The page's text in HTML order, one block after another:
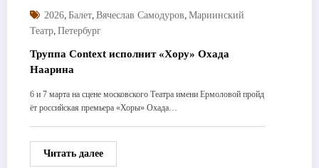
2026, Балет, Вячеслав Самодуров, Мариинский
Театр, Петербург
Труппа Context исполнит «Хору» Охада
Наарина
6 и 7 марта на сцене московского Театра имени Ермоловой пройд
ёт российская премьера «Хоры» Охада…
Читать далее